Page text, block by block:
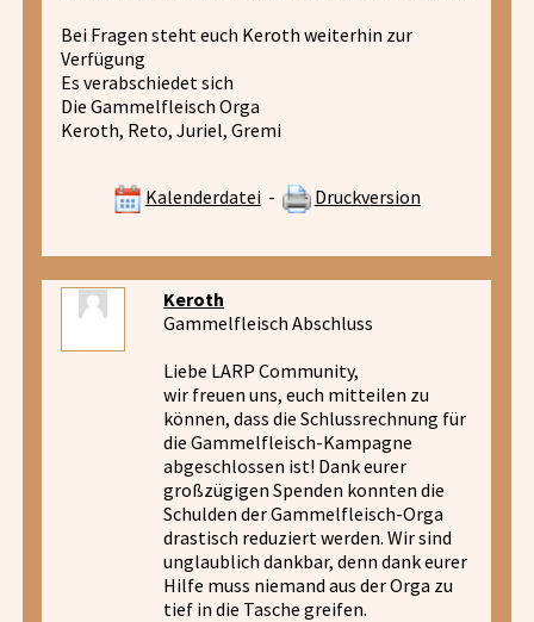
Bei Fragen steht euch Keroth weiterhin zur
Verfügung
Es verabschiedet sich
Die Gammelfleisch Orga
Keroth, Reto, Juriel, Gremi
Kalenderdatei- Druckversion
Keroth
Gammelfleisch Abschluss
Liebe LARP Community,
wir freuen uns, euch mitteilen zu
können, dass die Schlussrechnung für
die Gammelfleisch-Kampagne
abgeschlossen ist! Dank eurer
großzügigen Spenden konnten die
Schulden der Gammelfleisch-Orga
drastisch reduziert werden. Wir sind
unglaublich dankbar, denn dank eurer
Hilfe muss niemand aus der Orga zu
tief in die Tasche greifen.